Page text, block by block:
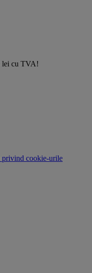
lei cu TVA!
privind cookie-urile